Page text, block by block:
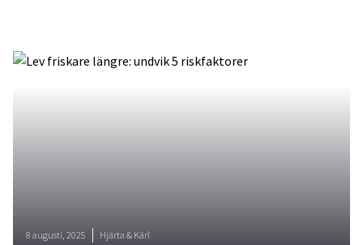
8 augusti, 2025 Hjärta & Kärl